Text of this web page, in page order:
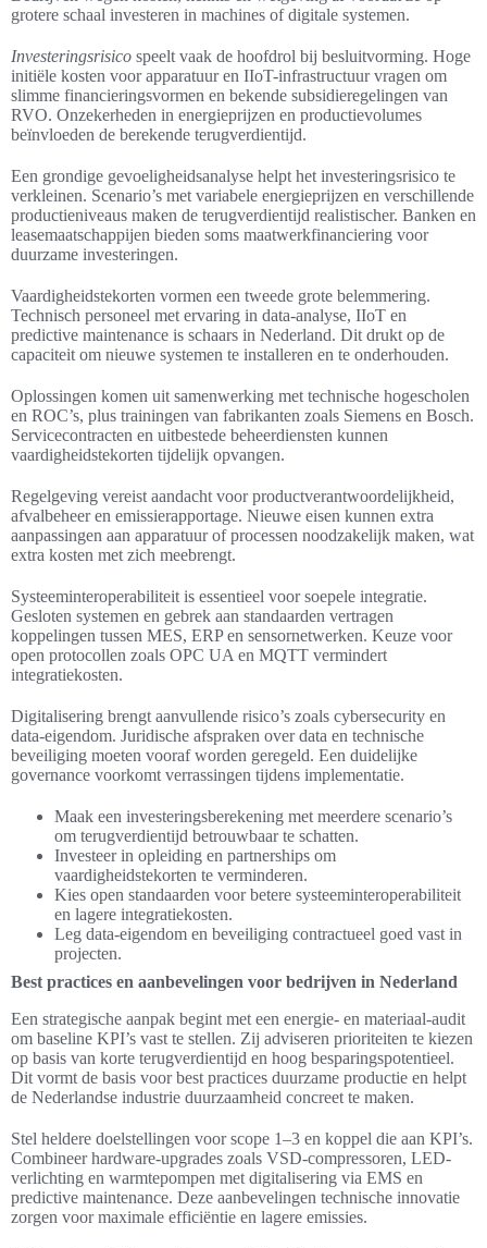
grotere schaal investeren in machines of digitale systemen.
Investeringsrisico speelt vaak de hoofdrol bij besluitvorming. Hoge
initiële kosten voor apparatuur en IIoT-infrastructuur vragen om
slimme financieringsvormen en bekende subsidieregelingen van
RVO. Onzekerheden in energieprijzen en productievolumes
beïnvloeden de berekende terugverdientijd.
Een grondige gevoeligheidsanalyse helpt het investeringsrisico te
verkleinen. Scenario’s met variabele energieprijzen en verschillende
productieniveaus maken de terugverdientijd realistischer. Banken en
leasemaatschappijen bieden soms maatwerkfinanciering voor
duurzame investeringen.
Vaardigheidstekorten vormen een tweede grote belemmering.
Technisch personeel met ervaring in data-analyse, IIoT en
predictive maintenance is schaars in Nederland. Dit drukt op de
capaciteit om nieuwe systemen te installeren en te onderhouden.
Oplossingen komen uit samenwerking met technische hogescholen
en ROC’s, plus trainingen van fabrikanten zoals Siemens en Bosch.
Servicecontracten en uitbestede beheerdiensten kunnen
vaardigheidstekorten tijdelijk opvangen.
Regelgeving vereist aandacht voor productverantwoordelijkheid,
afvalbeheer en emissierapportage. Nieuwe eisen kunnen extra
aanpassingen aan apparatuur of processen noodzakelijk maken, wat
extra kosten met zich meebrengt.
Systeeminteroperabiliteit is essentieel voor soepele integratie.
Gesloten systemen en gebrek aan standaarden vertragen
koppelingen tussen MES, ERP en sensornetwerken. Keuze voor
open protocollen zoals OPC UA en MQTT vermindert
integratiekosten.
Digitalisering brengt aanvullende risico’s zoals cybersecurity en
data-eigendom. Juridische afspraken over data en technische
beveiliging moeten vooraf worden geregeld. Een duidelijke
governance voorkomt verrassingen tijdens implementatie.
Maak een investeringsberekening met meerdere scenario’s
om terugverdientijd betrouwbaar te schatten.
Investeer in opleiding en partnerships om
vaardigheidstekorten te verminderen.
Kies open standaarden voor betere systeeminteroperabiliteit
en lagere integratiekosten.
Leg data-eigendom en beveiliging contractueel goed vast in
projecten.
Best practices en aanbevelingen voor bedrijven in Nederland
Een strategische aanpak begint met een energie- en materiaal-audit
om baseline KPI’s vast te stellen. Zij adviseren prioriteiten te kiezen
op basis van korte terugverdientijd en hoog besparingspotentieel.
Dit vormt de basis voor best practices duurzame productie en helpt
de Nederlandse industrie duurzaamheid concreet te maken.
Stel heldere doelstellingen voor scope 1–3 en koppel die aan KPI’s.
Combineer hardware-upgrades zoals VSD-compressoren, LED-
verlichting en warmtepompen met digitalisering via EMS en
predictive maintenance. Deze aanbevelingen technische innovatie
zorgen voor maximale efficiëntie en lagere emissies.